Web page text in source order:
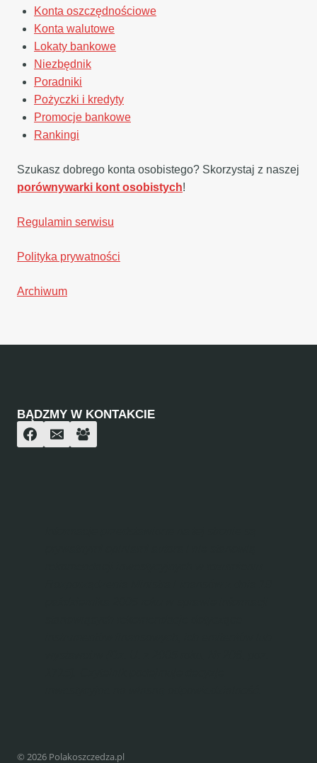
Konta oszczędnościowe
Konta walutowe
Lokaty bankowe
Niezbędnik
Poradniki
Pożyczki i kredyty
Promocje bankowe
Rankingi
Szukasz dobrego konta osobistego? Skorzystaj z naszej
porównywarki kont osobistych!
Regulamin serwisu
Polityka prywatności
Archiwum
BĄDZMY W KONTAKCIE
© 2026 Polakoszczedza.pl